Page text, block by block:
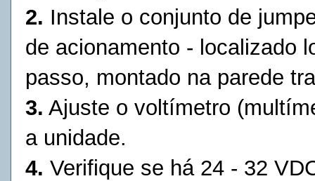
2. Instale o conjunto de
de acionamento - localizado
passo, montado na parede
3. Ajuste o voltímetro
a unidade.
4. Verifique se há 24 - 32